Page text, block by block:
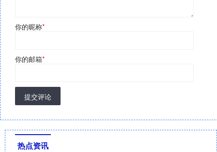
你的昵称*
你的邮箱*
提交评论
热点资讯